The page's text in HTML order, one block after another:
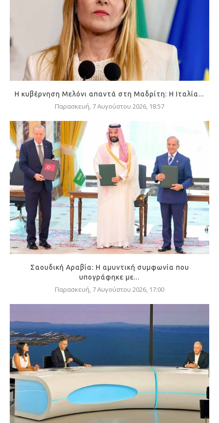
Η κυβέρνηση Μελόνι απαντά στη Μαδρίτη: Η Ιταλία...
Παρασκευή, 7 Αυγούστου 2026, 18:57
Σαουδική Αραβία: Η αμυντική συμφωνία που
υπογράφηκε με...
Παρασκευή, 7 Αυγούστου 2026, 17:00